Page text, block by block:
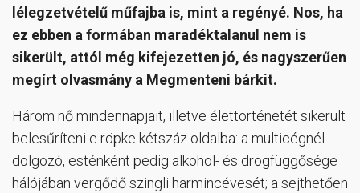
lélegzetvételű műfajba is, mint a regényé. Nos, ha
ez ebben a formában maradéktalanul nem is
sikerült, attól még kifejezetten jó, és nagyszerűen
megírt olvasmány a Megmenteni bárkit.
Három nő mindennapjait, illetve élettörténetét sikerült
belesűríteni e röpke kétszáz oldalba: a multicégnél
dolgozó, esténként pedig alkohol- és drogfüggősége
hálójában vergődő szingli harmincévesét; a sejthetően